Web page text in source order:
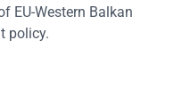
EU-Western Balkan
policy.